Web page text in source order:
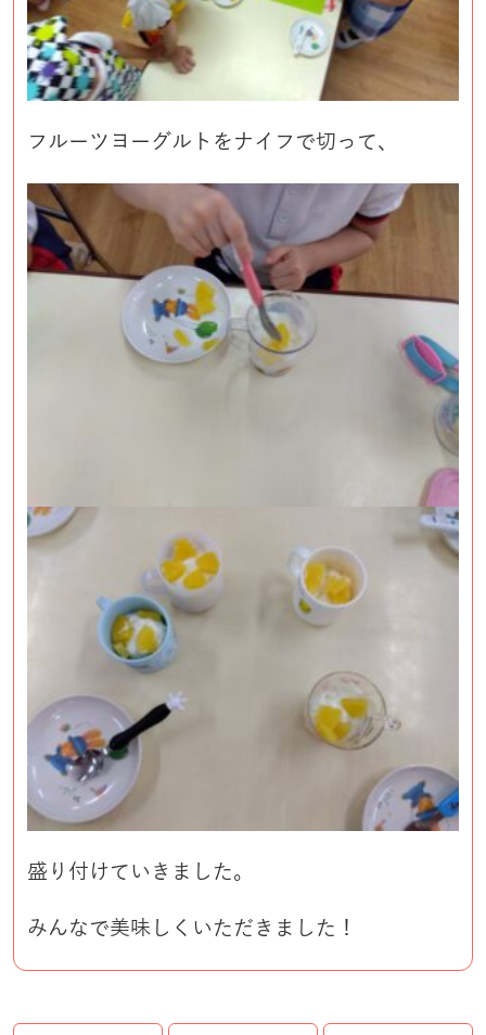
フルーツヨーグルトをナイフで切って、
盛り付けていきました。
みんなで美味しくいただきました！